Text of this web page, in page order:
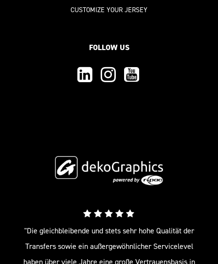
CUSTOMIZE YOUR JERSEY
FOLLOW US
"Die gleichbleibende und stets sehr hohe Qualität der
Transfers sowie ein außergewöhnlicher Servicelevel
haben über viele Jahre eine große Vertrauensbasis in